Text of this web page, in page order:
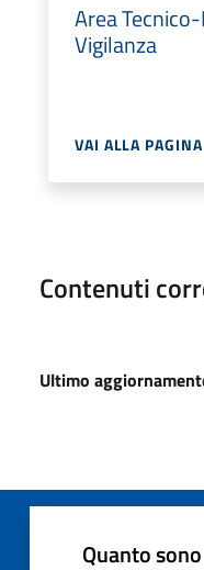
Area
Vigilanza
VAI ALLA PAGINA
Contenuti
Ultimo
Quanto